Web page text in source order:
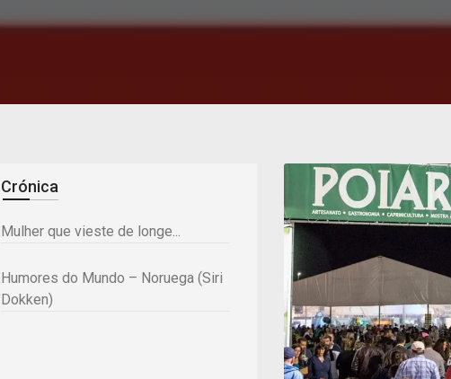
Crónica
Mulher que vieste de longe...
Humores do Mundo – Noruega (Siri
Dokken)